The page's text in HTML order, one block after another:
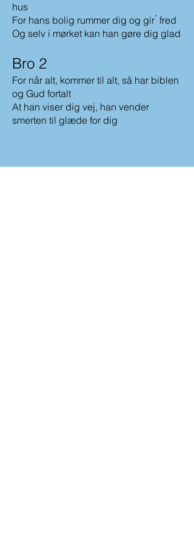
hus
For hans bolig rummer dig og gir ́ fred
Og selv i mørket kan han gøre dig glad
Bro 2
For når alt, kommer til alt, så har biblen
og Gud fortalt
At han viser dig vej, han vender
smerten til glæde for dig